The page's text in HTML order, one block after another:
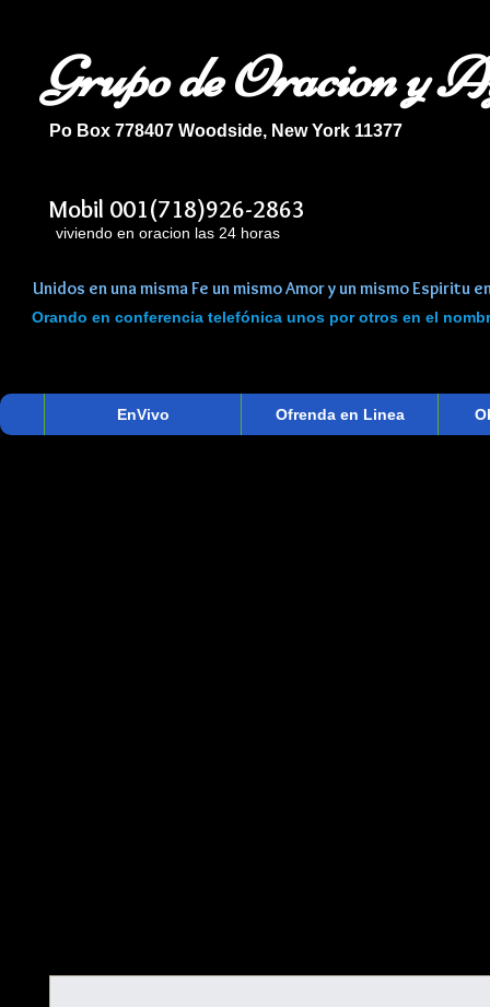
Grupo de Oracion y
Po Box 778407 Woodside, New York 11377
Mobil 001(718)926-2863
en oracion las 24 horas
Orando en conferencia telefónica unos por otros en el
Unidos en una misma Fe un mismo Amor y un mismo Espiritu
EnVivo Ofrenda en Linea